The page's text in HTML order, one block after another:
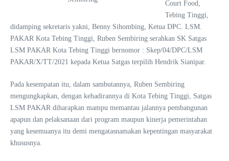
Court Food,
Tebing Tinggi,
didamping sekretaris yakni, Benny Sihombing, Ketua DPC. LSM.
PAKAR Kota Tebing Tinggi, Ruben Sembiring serahkan SK Satgas
LSM PAKAR Kota Tebing Tinggi bernomor : Skep/04/DPC/LSM
PAKAR/X/TT/2021 kepada Ketua Satgas terpilih Hendrik Sianipar.
Pada kesempatan itu, dalam sambutannya, Ruben Sembiring
mengungkapkan, dengan kehadirannya di Kota Tebing Tinggi, Satgas
LSM PAKAR diharapkan mampu memantau jalannya pembangunan
apapun dan pelaksanaan dari program maupun kinerja pemerintahan
yang kesemuanya itu demi mengatasnamakan kepentingan masyarakat
khususnya.